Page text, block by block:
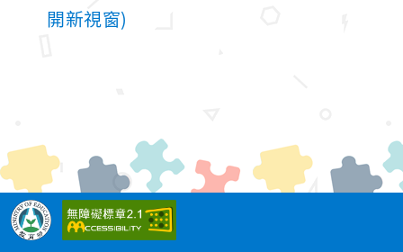
開新視窗)